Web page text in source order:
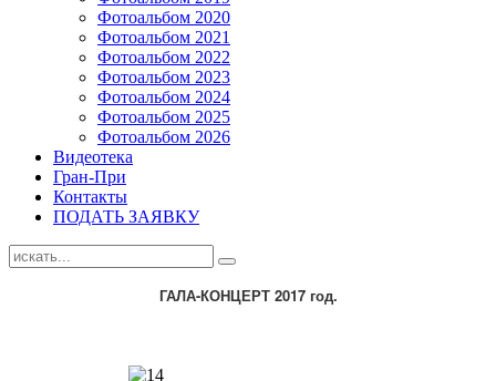
Фотоальбом 2020
Фотоальбом 2021
Фотоальбом 2022
Фотоальбом 2023
Фотоальбом 2024
Фотоальбом 2025
Фотоальбом 2026
Видеотека
Гран-При
Контакты
ПОДАТЬ ЗАЯВКУ
Шаблоны Joomla 2.5 здесь:
ГАЛА-КОНЦЕРТ 2017 год.